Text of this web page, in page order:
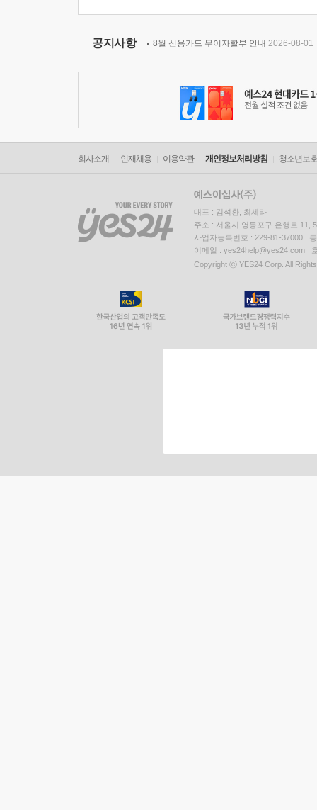
공지사항 8월 신용카드 무이자할부 안내 2026-08-01
회사소개 인재채용 이용약관 개인정보처리방침 청소년보
대표 : 김석환, 최세라
주소 : 서울시 영등포구 은행로 11,
사업자등록번호 : 229-81-37000
이메일 : yes24help@yes24.com
Copyright ⓒ YES24 Corp. All